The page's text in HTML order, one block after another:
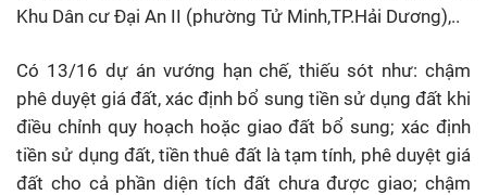
Khu Dân cư Đại An II (phường Tử Minh,TP.Hải Dương),..
Có 13/16 dự án vướng hạn chế, thiếu sót như: chậm
phê duyệt giá đất, xác định bổ sung tiền sử dụng đất khi
điều chỉnh quy hoạch hoặc giao đất bổ sung; xác định
tiền sử dụng đất, tiền thuê đất là tạm tính, phê duyệt giá
đất cho cả phần diện tích đất chưa được giao; chậm